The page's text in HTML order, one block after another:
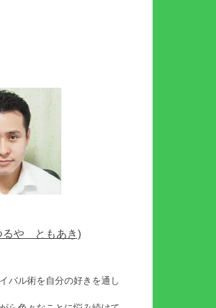
や ともあき)
バル術を自分の好きを通し